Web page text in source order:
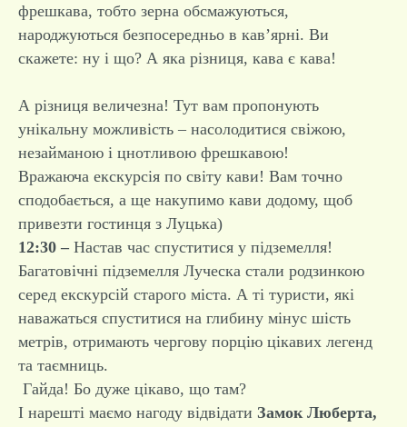
фрешкава, тобто зерна обсмажуються,
народжуються безпосередньо в кав’ярні. Ви
скажете: ну і що? А яка різниця, кава є кава!
А різниця величезна! Тут вам пропонують
унікальну можливість – насолодитися свіжою,
незайманою і цнотливою фрешкавою!
Вражаюча екскурсія по світу кави! Вам точно
сподобається, а ще накупимо кави додому, щоб
привезти гостинця з Луцька)
12:30 – Настав час спуститися у підземелля!
Багатовічні підземелля Луческа стали родзинкою
серед екскурсій старого міста. А ті туристи, які
наважаться спуститися на глибину мінус шість
метрів, отримають чергову порцію цікавих легенд
та таємниць.
Гайда! Бо дуже цікаво, що там?
І нарешті маємо нагоду відвідати Замок Люберта,